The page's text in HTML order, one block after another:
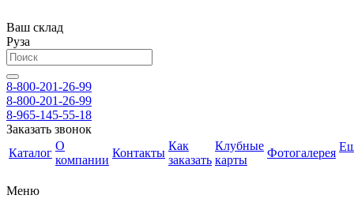
Ваш склад
Руза
8-800-201-26-99
8-800-201-26-99
8-965-145-55-18
Заказать звонок
Каталог
О
компании
Контакты
Как
заказать
Клубные
карты
Фотогалерея
Меню